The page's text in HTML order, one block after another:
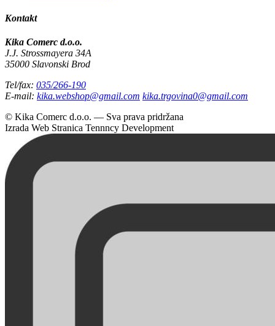
Kontakt
Kika Comerc d.o.o.
J.J. Strossmayera 34A
35000 Slavonski Brod
Tel/fax: 035/266-190
E-mail: kika.webshop@gmail.com kika.trgovina0@gmail.com
© Kika Comerc d.o.o. — Sva prava pridržana
Izrada Web Stranica Tennncy Development